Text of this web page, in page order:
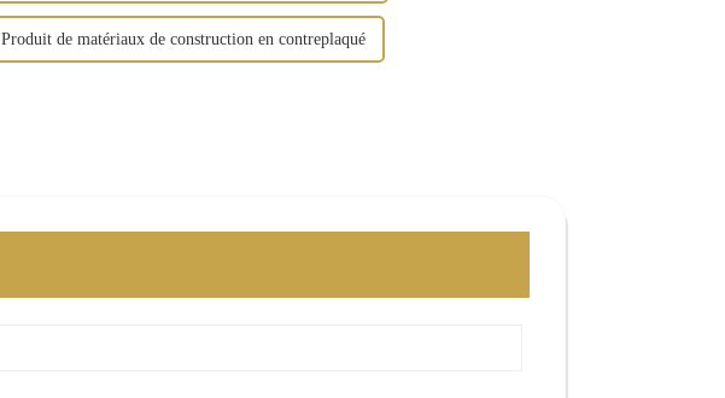
Produit de matériaux de construction en contreplaqué